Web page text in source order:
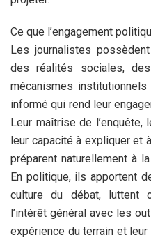
Ce que l’engagement
Les journalistes
des réalités sociales,
mécanismes
informé qui rend leur
Leur maîtrise de
leur capacité à expliquer et
préparent naturellement à
En politique, ils apportent
culture du débat, luttent
l’intérêt général avec les
expérience du terrain et